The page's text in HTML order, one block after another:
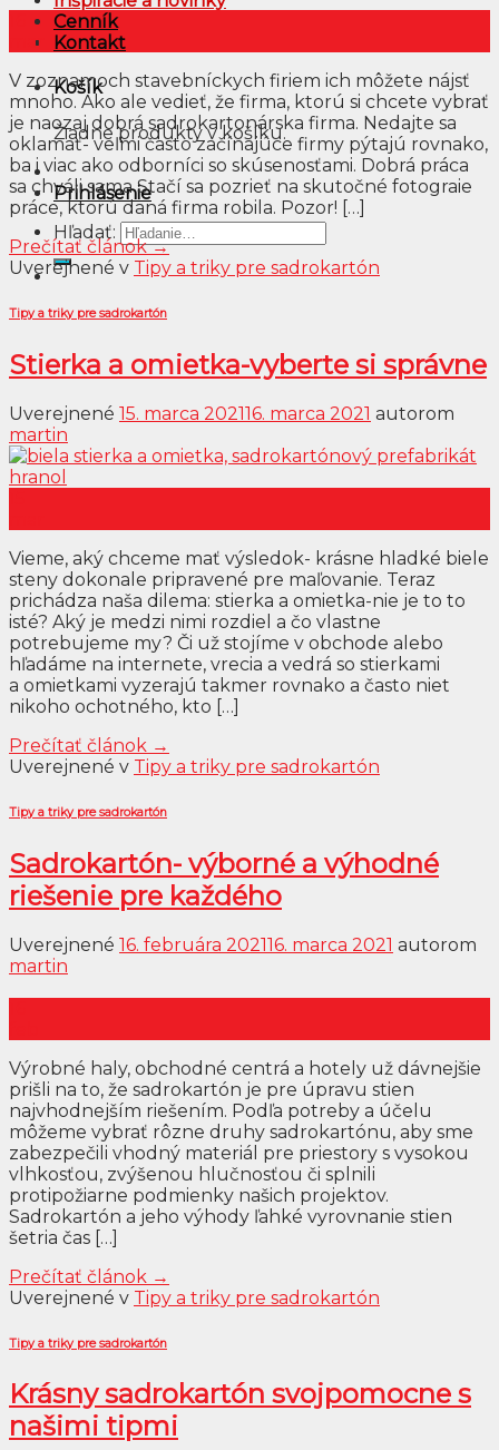
Cenník
Kontakt
Košík
Žiadne produkty v košíku.
Prihlásenie
Hľadať:
mar
V zoznamoch stavebníckych firiem ich môžete nájsť
mnoho. Ako ale vedieť, že firma, ktorú si chcete vybrať
je naozaj dobrá sadrokartonárska firma. Nedajte sa
oklamať- veľmi často začínajúce firmy pýtajú rovnako,
ba i viac ako odborníci so skúsenosťami. Dobrá práca
sa chváli sama Stačí sa pozrieť na skutočné fotograie
práce, ktorú daná firma robila. Pozor! […]
Prečítať článok→
Uverejnené v Tipy a triky pre sadrokartón
Tipy a triky pre sadrokartón
Stierka a omietka-vyberte si správne
Uverejnené 15. marca 202116. marca 2021 autorom
martin
Vieme, aký chceme mať výsledok- krásne hladké biele
steny dokonale pripravené pre maľovanie. Teraz
prichádza naša dilema: stierka a omietka-nie je to to
isté? Aký je medzi nimi rozdiel a čo vlastne
potrebujeme my? Či už stojíme v obchode alebo
hľadáme na internete, vrecia a vedrá so stierkami
a omietkami vyzerajú takmer rovnako a často niet
nikoho ochotného, kto […]
Prečítať článok →
Uverejnené v Tipy a triky pre sadrokartón
Tipy a triky pre sadrokartón
Sadrokartón- výborné a výhodné
riešenie pre každého
Uverejnené 16. februára 202116. marca 2021 autorom
martin
Výrobné haly, obchodné centrá a hotely už dávnejšie
prišli na to, že sadrokartón je pre úpravu stien
najvhodnejším riešením. Podľa potreby a účelu
môžeme vybrať rôzne druhy sadrokartónu, aby sme
zabezpečili vhodný materiál pre priestory s vysokou
vlhkosťou, zvýšenou hlučnosťou či splnili
protipožiarne podmienky našich projektov.
Sadrokartón a jeho výhody ľahké vyrovnanie stien
šetria čas […]
Prečítať článok →
Uverejnené v Tipy a triky pre sadrokartón
Tipy a triky pre sadrokartón
Krásny sadrokartón svojpomocne s
našimi tipmi